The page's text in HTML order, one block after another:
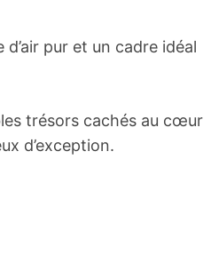
pur et un cadre idéal
trésors cachés au cœur
d’exception.